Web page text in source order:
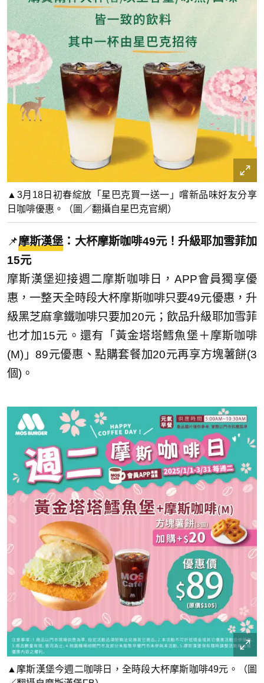
▲3月18日初春綻放「星巴克買一送一」嚐新品味好友分享
日咖啡優惠。（圖／翻攝自星巴克官網）
📌摩斯漢堡 ：大杯摩斯咖啡49元！升級耶加雪菲加
15元
摩斯漢堡迎接週二摩斯咖啡日，APP會員獨享優
惠，一整天全時段大杯摩斯咖啡只要49元優惠，升
級黑芝麻拿鐵咖啡只要加20元；飲品升級耶加雪菲
也才加15元。還有「黃金塔塔鱈魚堡＋摩斯咖啡
(M)」89元優惠、點購套餐加20元再享方塊薯餅(3
個)。
▲摩斯漢堡今週二咖啡日，全時段大杯摩斯咖啡49元。（圖